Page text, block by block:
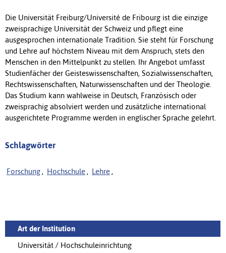
Die Universität Freiburg/Université de Fribourg ist die einzige
zweisprachige Universität der Schweiz und pflegt eine
ausgesprochen internationale Tradition. Sie steht für Forschung
und Lehre auf höchstem Niveau mit dem Anspruch, stets den
Menschen in den Mittelpunkt zu stellen. Ihr Angebot umfasst
Studienfächer der Geisteswissenschaften, Sozialwissenschaften,
Rechtswissenschaften, Naturwissenschaften und der Theologie.
Das Studium kann wahlweise in Deutsch, Französisch oder
zweisprachig absolviert werden und zusätzliche international
ausgerichtete Programme werden in englischer Sprache gelehrt.
Schlagwörter
Forschung , Hochschule , Lehre ,
Art der Institution
Universität / Hochschuleinrichtung